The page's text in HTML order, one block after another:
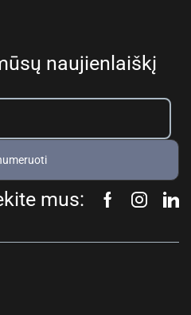
naujienlaiškį
mus: